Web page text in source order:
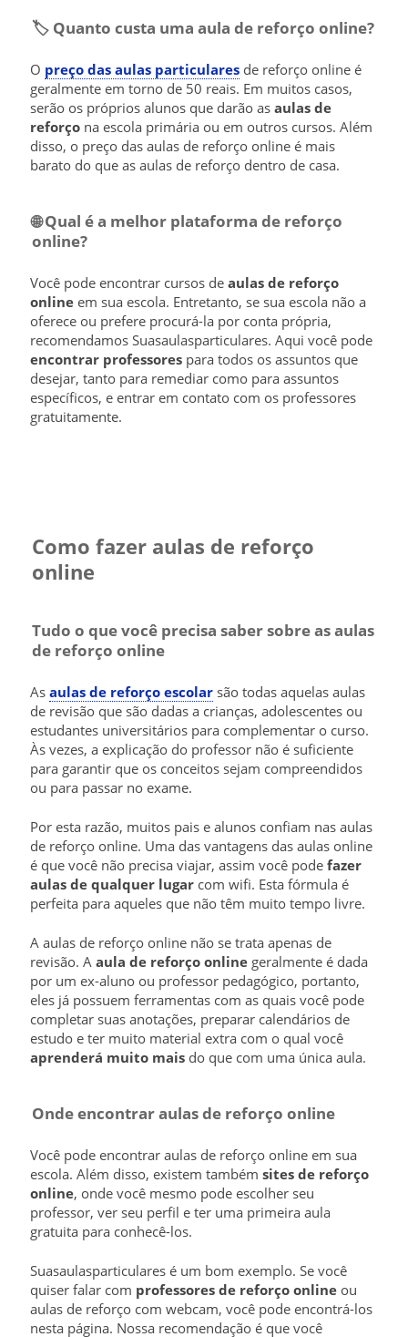
🏷️ Quanto custa uma aula de reforço online?
O preço das aulas particulares de reforço online é
geralmente em torno de 50 reais. Em muitos casos,
serão os próprios alunos que darão as aulas de
reforço na escola primária ou em outros cursos. Além
disso, o preço das aulas de reforço online é mais
barato do que as aulas de reforço dentro de casa.
🌐​ Qual é a melhor plataforma de reforço
online?
Você pode encontrar cursos de aulas de reforço
online em sua escola. Entretanto, se sua escola não a
oferece ou prefere procurá-la por conta própria,
recomendamos Suasaulasparticulares. Aqui você pode
encontrar professores para todos os assuntos que
desejar, tanto para remediar como para assuntos
específicos, e entrar em contato com os professores
gratuitamente.
Como fazer aulas de reforço
online
Tudo o que você precisa saber sobre as aulas
de reforço online
As aulas de reforço escolar são todas aquelas aulas
de revisão que são dadas a crianças, adolescentes ou
estudantes universitários para complementar o curso.
Às vezes, a explicação do professor não é suficiente
para garantir que os conceitos sejam compreendidos
ou para passar no exame.
Por esta razão, muitos pais e alunos confiam nas aulas
de reforço online. Uma das vantagens das aulas online
é que você não precisa viajar, assim você pode fazer
aulas de qualquer lugar com wifi. Esta fórmula é
perfeita para aqueles que não têm muito tempo livre.
A aulas de reforço online não se trata apenas de
revisão. A aula de reforço online geralmente é dada
por um ex-aluno ou professor pedagógico, portanto,
eles já possuem ferramentas com as quais você pode
completar suas anotações, preparar calendários de
estudo e ter muito material extra com o qual você
aprenderá muito mais do que com uma única aula.
Onde encontrar aulas de reforço online
Você pode encontrar aulas de reforço online em sua
escola. Além disso, existem também sites de reforço
online, onde você mesmo pode escolher seu
professor, ver seu perfil e ter uma primeira aula
gratuita para conhecê-los.
Suasaulasparticulares é um bom exemplo. Se você
quiser falar com professores de reforço online ou
aulas de reforço com webcam, você pode encontrá-los
nesta página. Nossa recomendação é que você